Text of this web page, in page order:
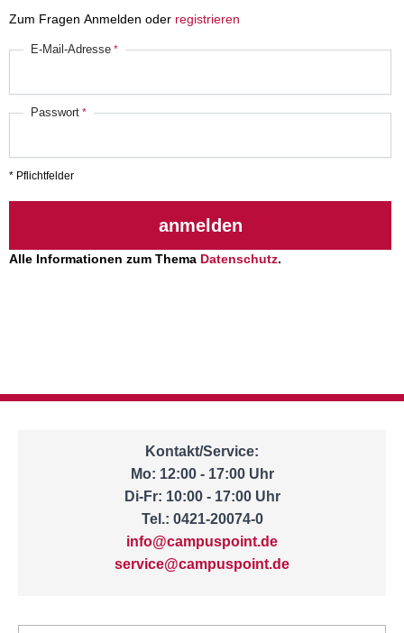
Zum Fragen Anmelden oder registrieren
E-Mail-Adresse
Passwort
* Pflichtfelder
anmelden
Alle Informationen zum Thema Datenschutz.
Kontakt/Service:
Mo: 12:00 - 17:00 Uhr
Di-Fr: 10:00 - 17:00 Uhr
Tel.: 0421-20074-0
info@campuspoint.de
service@campuspoint.de